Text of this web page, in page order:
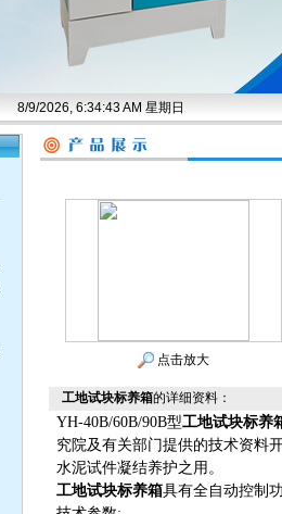
8/9/2026, 6:34:43 AM 星期日
点击放大
工地试块标养箱的详细资料：
YH-40B/60B/90B型工地试块标养
究院及有关部门提供的技术资料
水泥试件凝结养护之用。
工地试块标养箱具有全自动控制